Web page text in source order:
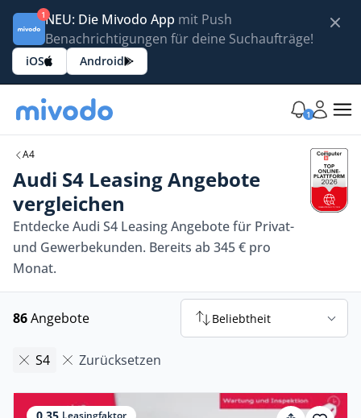
1NEU: Die Mivodo App mit Push
Benachrichtigungen für deine Suchaufträge!
iOS Android
1
A4
Audi S4 Leasing Angebote
vergleichen
Entdecke Audi S4 Leasing Angebote für Privat-
und Gewerbekunden. Bereits ab 345 € pro
Monat.
86Angebote Beliebtheit
S4 Zurücksetzen
Leasingfaktor